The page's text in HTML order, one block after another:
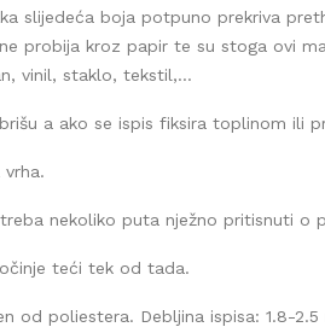
slijedeća boja potpuno prekriva
probija kroz papir te su stoga ovi
vinil, staklo, tekstil,...
a ako se ispis fiksira toplinom ili
nekoliko puta nježno pritisnuti o
teći tek od tada.
od poliestera. Debljina ispisa: 1.8-2.5